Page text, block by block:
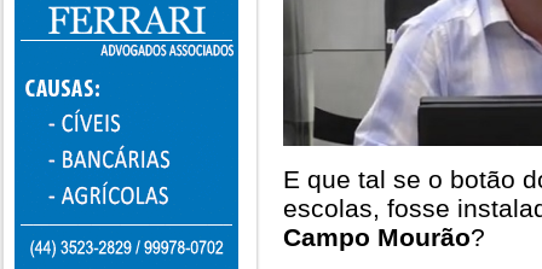
E que tal se o botão
escolas, fosse
Campo Mourão?